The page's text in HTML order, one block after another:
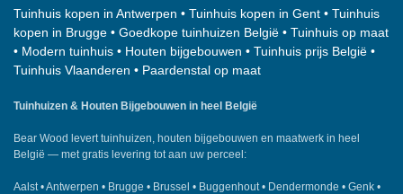
Tuinhuis kopen in Antwerpen • Tuinhuis kopen in Gent • Tuinhuis
kopen in Brugge • Goedkope tuinhuizen België • Tuinhuis op maat
• Modern tuinhuis • Houten bijgebouwen • Tuinhuis prijs België •
Tuinhuis Vlaanderen • Paardenstal op maat
Tuinhuizen & Houten Bijgebouwen in heel België
Bear Wood levert tuinhuizen, houten bijgebouwen en maatwerk in heel
België — met gratis levering tot aan uw perceel:
Aalst •Antwerpen • Brugge • Brussel • Buggenhout • Dendermonde • Genk •